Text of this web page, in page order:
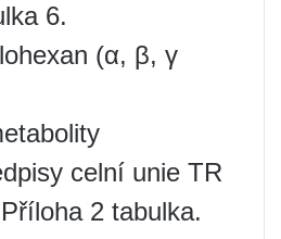
6.
(α, β, γ
celní unie TR
2 tabulka.